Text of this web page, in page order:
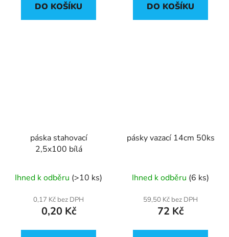
DO KOŠÍKU DO KOŠÍKU
páska stahovací
2,5x100 bílá
Ihned k odběru (>10 ks)
0,17 Kč bez DPH
0,20 Kč
pásky vazací 14cm 50ks
Ihned k odběru (6 ks)
59,50 Kč bez DPH
72 Kč